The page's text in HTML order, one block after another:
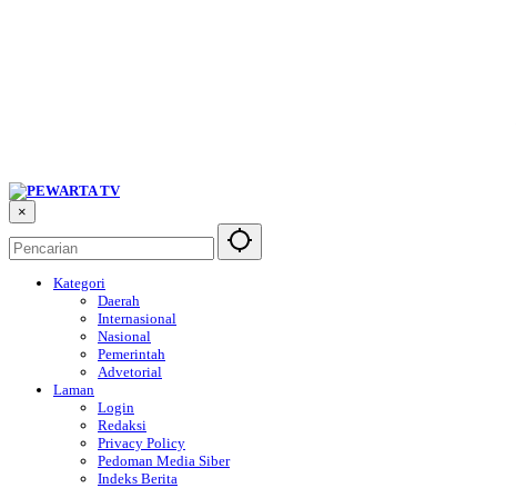
×
Kategori
Daerah
Internasional
Nasional
Pemerintah
Advetorial
Laman
Login
Redaksi
Privacy Policy
Pedoman Media Siber
Indeks Berita